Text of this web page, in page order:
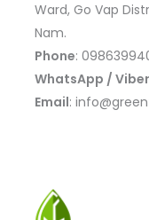
Ward, Go Vap
Nam.
Phone:
WhatsApp /
Email: